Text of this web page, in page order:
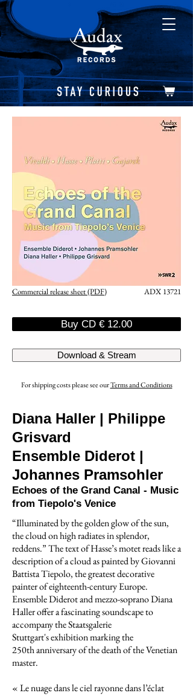
Commercial release sheet (PDF) ADX 13721
Buy CD € 12.00
Download & Stream
For shipping costs please see ourTerms and Conditions
Diana Haller | Philippe
Grisvard
Ensemble Diderot |
Johannes Pramsohler
Echoes of the Grand Canal - Music
from Tiepolo's Venice
“Illuminated by the golden glow of the sun,
the cloud on high radiates in splendor,
reddens.” The text of Hasse’s motet reads like a
description of a cloud as painted by Giovanni
Battista Tiepolo, the greatest decorative
painter of eighteenth-century Europe.
Ensemble Diderot and mezzo-soprano Diana
Haller offer a fascinating soundscape to
accompany the Staatsgalerie
Stuttgart's exhibition marking the
250th anniversary of the death of the Venetian
master.
« Le nuage dans le ciel rayonne dans l’éclat